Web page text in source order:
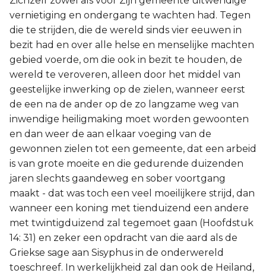
vernietiging en ondergang te wachten had. Tegen
die te strijden, die de wereld sinds vier eeuwen in
bezit had en over alle helse en menselijke machten
gebied voerde, om die ook in bezit te houden, de
wereld te veroveren, alleen door het middel van
geestelijke inwerking op de zielen, wanneer eerst
de een na de ander op de zo langzame weg van
inwendige heiligmaking moet worden gewoonten
en dan weer de aan elkaar voeging van de
gewonnen zielen tot een gemeente, dat een arbeid
is van grote moeite en die gedurende duizenden
jaren slechts gaandeweg en sober voortgang
maakt - dat was toch een veel moeilijkere strijd, dan
wanneer een koning met tienduizend een andere
met twintigduizend zal tegemoet gaan (Hoofdstuk
14: 31) en zeker een opdracht van die aard als de
Griekse sage aan Sisyphus in de onderwereld
toeschreef. In werkelijkheid zal dan ook de Heiland,